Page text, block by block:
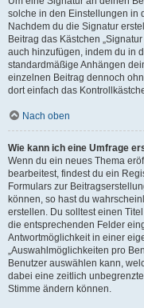
solche in den Einstellungen in
Nachdem du die Signatur
Beitrag das Kästchen
auch hinzufügen, indem du in
standardmäßige Anhängen
einzelnen Beitrag dennoch
dort einfach das
Nach oben
Wie kann ich eine Umfrage
Wenn du ein neues Thema
bearbeitest, findest du ein
Formulars zur
können, so hast du
erstellen. Du solltest einen
die entsprechenden Felder
Antwortmöglichkeit in einer
„Auswahlmöglichkeiten pro
Benutzer auswählen kann,
dabei eine zeitlich
Stimme ändern können.